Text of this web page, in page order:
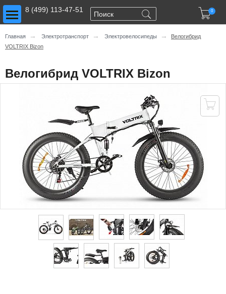
0
8 (499) 113-47-51
Toggle main menu visibility
Главная → Электротранспорт → Электровелосипеды →
Велогибрид
VOLTRIX Bizon
Велогибрид VOLTRIX Bizon
